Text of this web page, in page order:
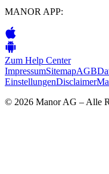
MANOR APP:
Zum Help Center
ImpressumSitemapAGB
EinstellungenDisclaimer
© 2026 Manor AG – Alle